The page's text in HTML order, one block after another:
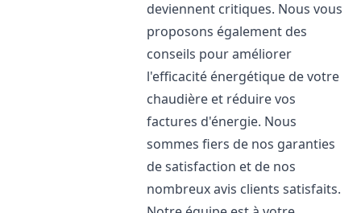
deviennent critiques. Nous vous
proposons également des
conseils pour améliorer
l'efficacité énergétique de votre
chaudière et réduire vos
factures d'énergie. Nous
sommes fiers de nos garanties
de satisfaction et de nos
nombreux avis clients satisfaits.